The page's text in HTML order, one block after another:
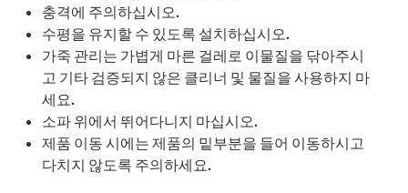
충격에 주의하십시오.
수평을 유지할 수 있도록 설치하십시오.
가죽 관리는 가볍게 마른 걸레로 이물질을 닦아주시
고 기타 검증되지 않은 클리너 및 물질을 사용하지 마
세요.
소파 위에서 뛰어다니지 마십시오.
제품 이동 시에는 제품의 밑부분을 들어 이동하시고
다치지 않도록 주의하세요.